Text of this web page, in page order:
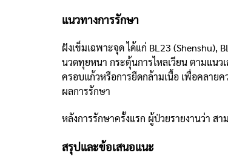
แนวทางการรักษา
ฝังเข็มเฉพาะจุด ได้แก่ BL23 (Shenshu),
นวดทุยหนา กระตุ้นการไหลเวียน ตามแน
ครอบแก้วหรือการยืดกล้ามเนื้อ เพื่อคลาย
ผลการรักษา
หลังการรักษาครั้งแรก ผู้ป่วยรายงานว่า ส
สรุปและข้อเสนอแนะ